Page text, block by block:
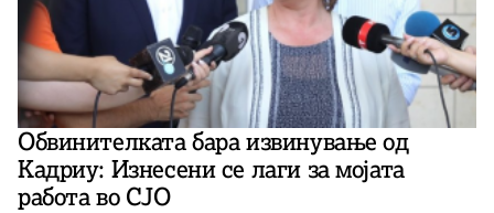
Обвинителката бара извинување од
Кадриу: Изнесени се лаги за мојата
работа во СЈО